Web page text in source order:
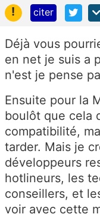
!
citer
Déjà vous
en net je suis a
n'est je pense
Ensuite pour la
boulôt que cela
compatibilité,
tarder. Mais je
développeurs
hotlineurs, les
conseillers, et
voir avec cette